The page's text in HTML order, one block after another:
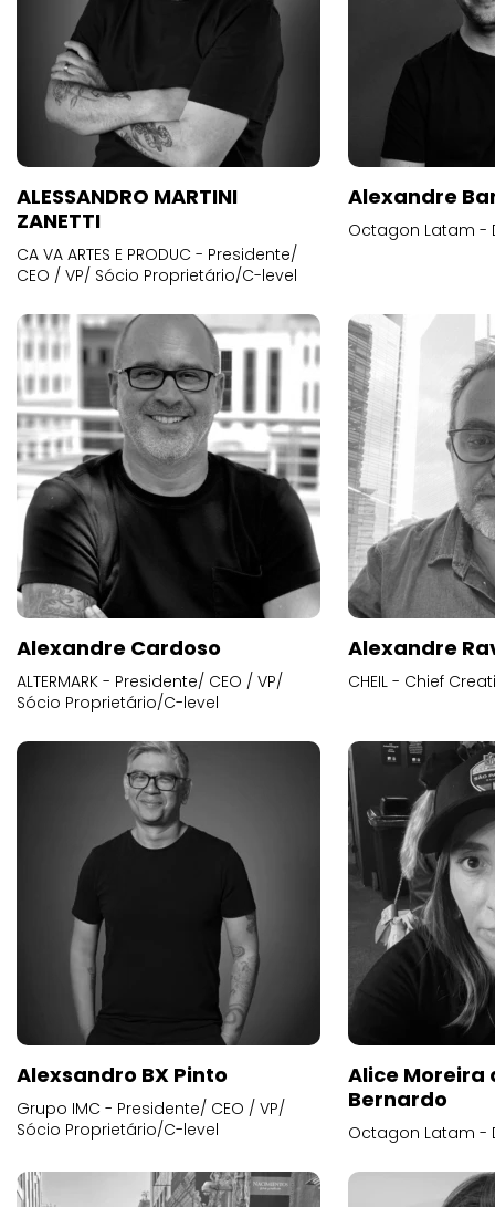
ALESSANDRO MARTINI
ZANETTI
CA VA ARTES E PRODUC - Presidente/
CEO / VP/ Sócio Proprietário/C-level
Alexandre
Octagon Latam -
Alexandre Cardoso
ALTERMARK - Presidente/ CEO / VP/
Sócio Proprietário/C-level
Alexandre
CHEIL - Chief
Alexsandro BX Pinto
Grupo IMC - Presidente/ CEO / VP/
Sócio Proprietário/C-level
Alice
Bernardo
Octagon Latam -